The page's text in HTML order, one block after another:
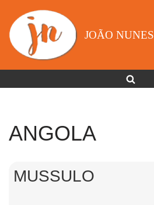
Avançar
para
JOÃO NUNES
ANGOLA
MUSSULO